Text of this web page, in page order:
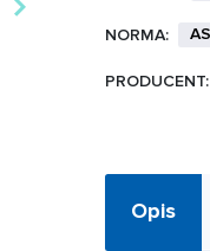
NORMA:
PRODUCENT:
Opis